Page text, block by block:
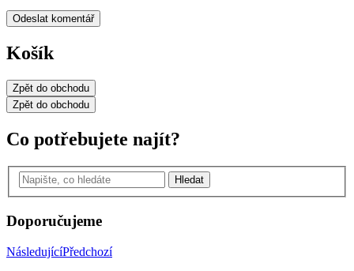
Odeslat komentář
Košík
Zpět do obchodu
Zpět do obchodu
Co potřebujete najít?
Hledat
Doporučujeme
NásledujícíPředchozí